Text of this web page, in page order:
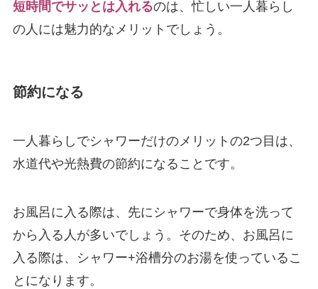
短時間でサッとは入れるのは、忙しい一人暮らし
の人には魅力的なメリットでしょう。
節約になる
一人暮らしでシャワーだけのメリットの2つ目は、
水道代や光熱費の節約になることです。
お風呂に入る際は、先にシャワーで身体を洗って
から入る人が多いでしょう。そのため、お風呂に
入る際は、シャワー+浴槽分のお湯を使っているこ
とになります。